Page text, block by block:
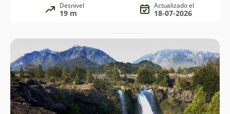
Desnivel
19 m
Actualizado el
18-07-2026